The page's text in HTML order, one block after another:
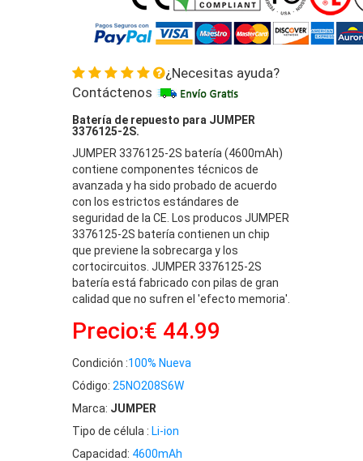
¿Necesitas ayuda?
Contáctenos
Batería de repuesto para JUMPER
3376125-2S.
JUMPER 3376125-2S batería (4600mAh)
contiene componentes técnicos de
avanzada y ha sido probado de acuerdo
con los estrictos estándares de
seguridad de la CE. Los producos JUMPER
3376125-2S batería contienen un chip
que previene la sobrecarga y los
cortocircuitos. JUMPER 3376125-2S
batería está fabricado con pilas de gran
calidad que no sufren el 'efecto memoria'.
Precio:€ 44.99
Condición :100% Nueva
Código: 25NO208S6W
Marca: JUMPER
Tipo de célula : Li-ion
Capacidad: 4600mAh